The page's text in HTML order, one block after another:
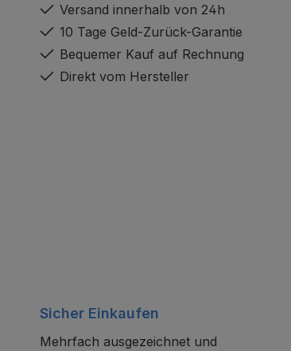
Versand innerhalb von 24h
10 Tage Geld-Zurück-Garantie
Bequemer Kauf auf Rechnung
Direkt vom Hersteller
Sicher Einkaufen
Mehrfach ausgezeichnet und